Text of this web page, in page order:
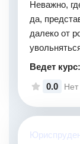
Неважно,
да,
далеко от
Ведет курс:
0.0
Нет